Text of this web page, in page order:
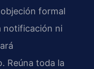
formal
notificación ni
Reúna toda la